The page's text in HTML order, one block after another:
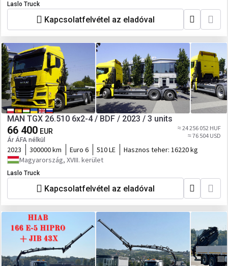
Laslo Truck
Kapcsolatfelvétel az eladóval
MAN TGX 26.510 6x2-4 / BDF / 2023 / 3 units
66 400 EUR
Ár ÁFA nélkül
≈ 24 256 052 HUF
≈ 76 504 USD
2023 300000 km Euro 6 510 LE Hasznos teher: 16220 kg
Magyarország, XVIII. kerület
Laslo Truck
Kapcsolatfelvétel az eladóval